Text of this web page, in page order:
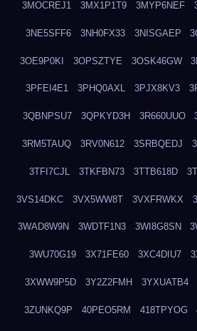
3MOCREJ1 3MX1P1T9 3MYP6NEF
3NE5SFF6 3NH0FX33 3NISGAEP
3OE9P0KI 3OPSZTYE 3OSK46GW
3PFEI4E1 3PHQ0AXL 3PJX8KV3
3QBNPSU7 3QPKYD3H 3R660UUO
3RM5TAUQ 3RV0N612 3SRBQEDJ
3TFI7CJL 3TKFBN73 3TTB618D
3VS14DKC 3VX5WW8T 3VXFRWKX
3WAD8W9N 3WDTF1N3 3WI8G8SN
3WU70G19 3X71FE60 3XC4DIU7
3XWW9P5D 3Y2Z2FMH 3YXUATB4
3ZUNKQ9P 40PEO5RM 418TPYOG